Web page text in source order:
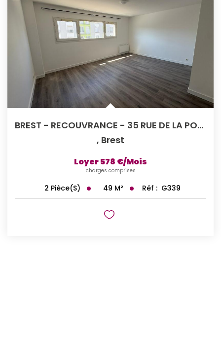
BREST - RECOUVRANCE - 35 RUE DE LA PORTE - Appartement T2...
, Brest
Loyer 578 €/mois
charges comprises
2 Pièce(s) 49 M² Réf : G339